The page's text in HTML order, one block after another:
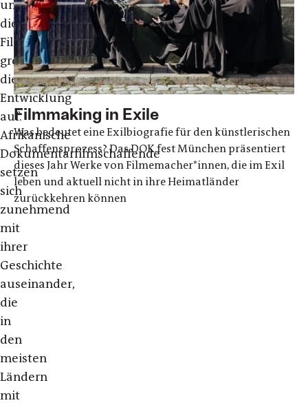
und
die
Filmkunst
greift
diese
Entwicklung
auf.
Afrikanische
Dokumentarfilmschaffende
setzen
sich
zunehmend
mit
ihrer
Geschichte
auseinander,
die
in
den
meisten
Ländern
mit
Filmmaking in Exile
Was bedeutet eine Exilbiografie für den künstlerischen
Schaffensprozess? Das DOK.fest München präsentiert
dieses Jahr Werke von Filmemacher*innen, die im Exil
leben und aktuell nicht in ihre Heimatländer
zurückkehren können